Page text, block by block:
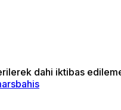
dahi iktibas